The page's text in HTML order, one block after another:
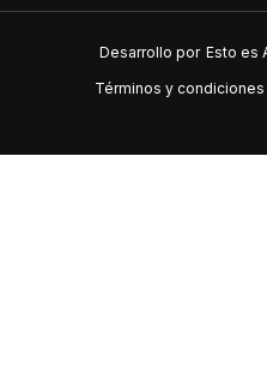
Desarrollo por Esto es
Términos y condiciones